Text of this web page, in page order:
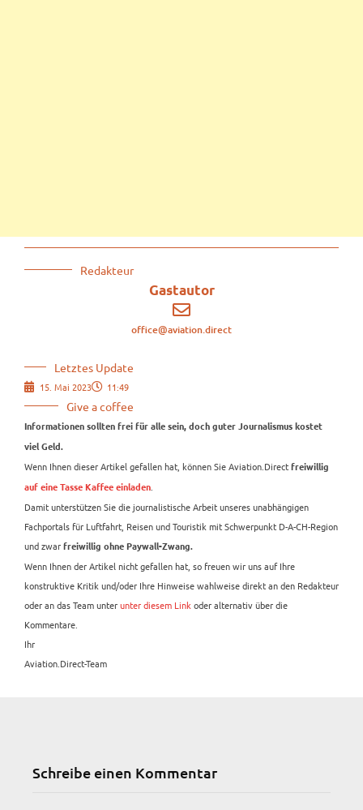
Redakteur
Gastautor
office@aviation.direct
Letztes Update
15. Mai 2023 11:49
Give a coffee
Informationen sollten frei für alle sein, doch guter Journalismus kostet
viel Geld.
Wenn Ihnen dieser Artikel gefallen hat, können Sie Aviation.Direct freiwillig
auf eine Tasse Kaffee einladen
Damit unterstützen Sie die journalistische Arbeit unseres unabhängigen
Fachportals für Luftfahrt, Reisen und Touristik mit Schwerpunkt D-A-CH-Region
und zwar freiwillig ohne Paywall-Zwang.
Wenn Ihnen der Artikel nicht gefallen hat, so freuen wir uns auf Ihre
konstruktive Kritik und/oder Ihre Hinweise wahlweise direkt an den Redakteur
oder an das Team unterunter diesem Link oder alternativ über die
Kommentare.
Ihr
Aviation.Direct-Team
Schreibe einen Kommentar